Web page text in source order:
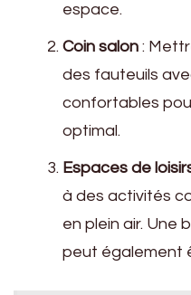
espace.
Coin salon :
des fauteuils
confortables
optimal.
Espaces de
à des activités
en plein air. Une
peut également